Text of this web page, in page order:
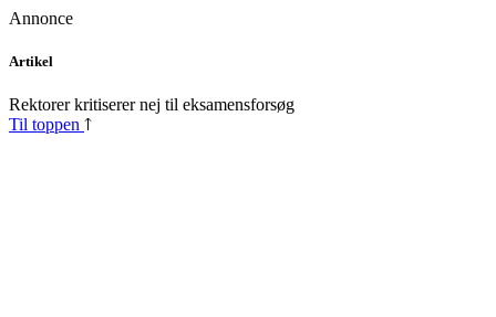
Annonce
Skip
content
Artikel
Rektorer kritiserer nej til eksamensforsøg
Til toppen